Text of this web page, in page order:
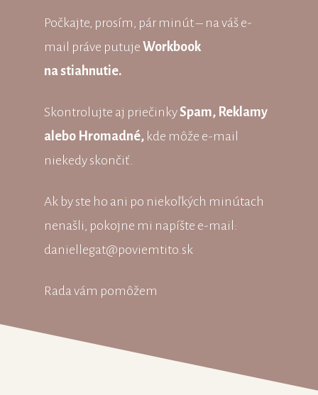
Počkajte, prosím, pár minút – na váš e-
mail práve putujeWorkbook
na stiahnutie.
Skontrolujte aj priečinkySpam, Reklamy
alebo Hromadné, kde môže e-mail
niekedy skončiť.
Ak by ste ho ani po niekoľkých minútach
nenašli, pokojne mi napíšte e-mail:
daniellegat@poviemtito.sk
Rada vám pomôžem